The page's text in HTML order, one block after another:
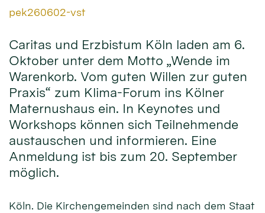
Von:
pek260602-vst
Caritas und Erzbistum Köln laden am 6.
Oktober unter dem Motto „Wende im
Warenkorb. Vom guten Willen zur guten
Praxis“ zum Klima-Forum ins Kölner
Maternushaus ein. In Keynotes und
Workshops können sich Teilnehmende
austauschen und informieren. Eine
Anmeldung ist bis zum 20. September
möglich.
Köln. Die Kirchengemeinden sind nach dem Staat